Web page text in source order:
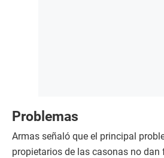
Problemas
Armas señaló que el principal
propietarios de las casonas no dan